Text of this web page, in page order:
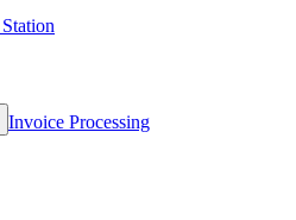
Invoice Processing